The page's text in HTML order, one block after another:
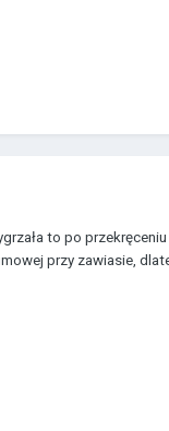
to po
przy zawiasie,